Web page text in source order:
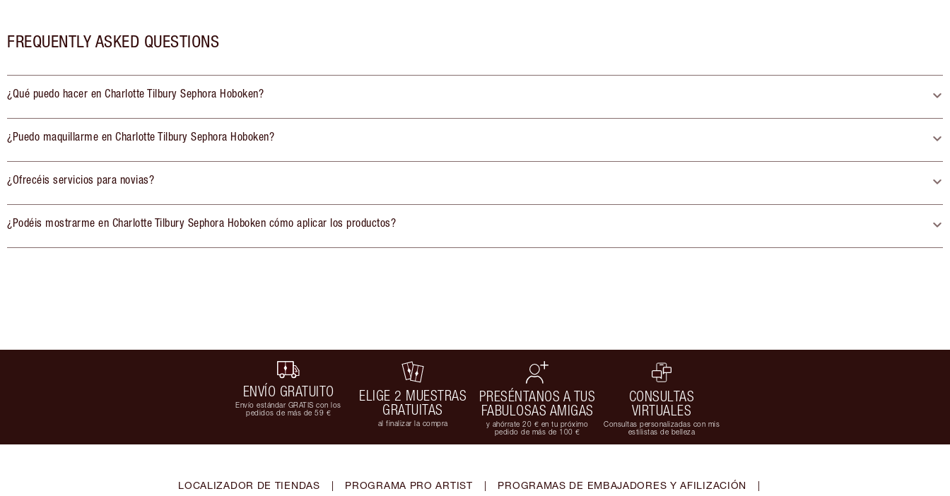
FREQUENTLY ASKED QUESTIONS
¿Qué puedo hacer en Charlotte Tilbury Sephora Hoboken?
¿Puedo maquillarme en Charlotte Tilbury Sephora Hoboken?
¿Ofrecéis servicios para novias?
¿Podéis mostrarme en Charlotte Tilbury Sephora Hoboken cómo aplicar los productos?
ENVÍO GRATUITO
Envío estándar GRATIS con los
pedidos de más de 59 €
ELIGE 2 MUESTRAS
GRATUITAS
al finalizar la compra
PRESÉNTANOS A TUS
FABULOSAS AMIGAS
y ahórrate 20 € en tu próximo
pedido de más de 100 €
CONSULTAS
VIRTUALES
Consultas personalizadas con mis
estilistas de belleza
LOCALIZADOR DE TIENDAS | PROGRAMA PRO ARTIST | PROGRAMAS DE EMBAJADORES Y AFILIZACIÓN |